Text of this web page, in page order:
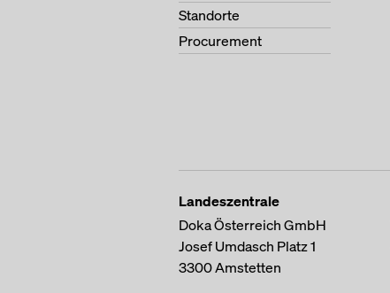
Standorte
Procurement
Landeszentrale
Doka Österreich GmbH
Josef Umdasch Platz 1
3300Amstetten